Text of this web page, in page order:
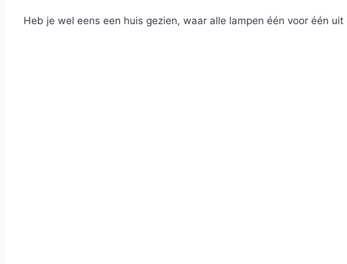
Heb je wel eens een huis gezien, waar alle lampen één voor één uit